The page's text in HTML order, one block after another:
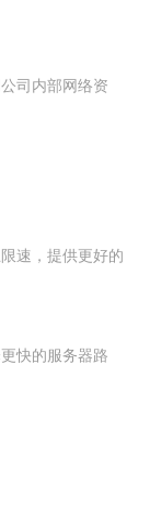
司内部网络资
速，提供更好的
快的服务器路